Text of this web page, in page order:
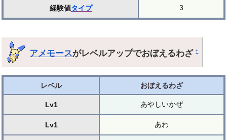
経験値タイプ 3
アメモースがレベルアップでおぼえるわざ†
レベル おぼえるわざ
Lv1 あやしいかぜ
Lv1 あわ